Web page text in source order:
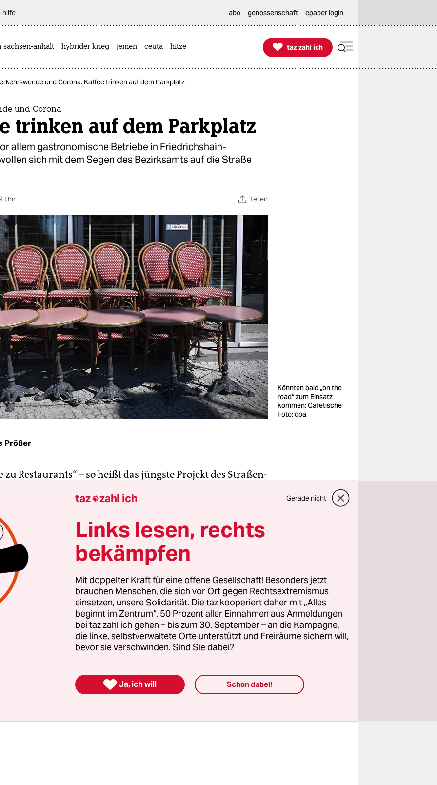
hilfe abo genossenschaft epaper login
sachsen-anhalt hybrider krieg jemen ceuta hitze 
taz zahl ich
taz zahl ich
und Corona: Kaffee trinken auf dem Parkplatz
und Corona
trinken auf dem Parkplatz
allem gastronomische Betriebe in Friedrichshain-
sich mit dem Segen des Bezirksamts auf die Straße
Uhr teilen
Könnten bald „on the
road“ zum Einsatz
kommen: Cafétische
Foto: dpa
Prößer
zu Restaurants“ – so heißt das jüngste Projekt des Straßen-
könnte es aber durchaus so nennen. Wie die taz jetzt
rund 300 Gastronomiebetriebe, aber auch soziale
Bezirksamt Interesse angemeldet, den Service auf die
ihren Lokalen auszudehnen. Am Sonntagabend endete
Maßnahme will der Bezirk im Zuge der
sicherstellen, dass die Restaurants, Cafés oder
ihr Angebot nicht zu stark einschränken müssen, ohne
Abstandsregeln im Fußverkehr aufs Spiel zu setzen. Nach
Plan sollen die vorgelagerten Straßenparkplätze immer
dann auf den frei werdenden Flächen weitere Tische
taz zahl ich Gerade nicht
Links lesen, rechts
bekämpfen
Mit doppelter Kraft für eine offene Gesellschaft! Besonders jetzt
brauchen Menschen, die sich vor Ort gegen Rechtsextremismus
einsetzen, unsere Solidarität. Die taz kooperiert daher mit „Alles
beginnt im Zentrum“. 50 Prozent aller Einnahmen aus Anmeldungen
bei taz zahl ich gehen – bis zum 30. September – an die Kampagne,
die linke, selbstverwaltete Orte unterstützt und Freiräume sichern will,
bevor sie verschwinden. Sind Sie dabei?
 Ja, ich will Schon dabei!